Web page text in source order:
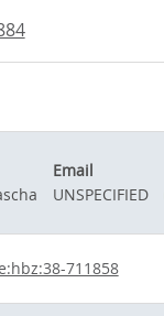
Email
UNSPECIFIED
711858